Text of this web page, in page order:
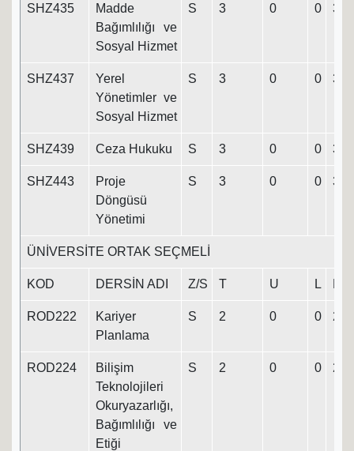
SHZ435
Madde
Bağımlılığı ve
Sosyal Hizmet
S 3 0 0 3
SHZ437
Yerel
Yönetimler ve
Sosyal Hizmet
S 3 0 0 3
SHZ439 Ceza Hukuku S 3 0 0 3
SHZ443
Proje
Döngüsü
Yönetimi
S 3 0 0 3
ÜNİVERSİTE ORTAK SEÇMELİ
KOD DERSİN ADI Z/S T U L
ROD222
Kariyer
Planlama
S 2 0 0 2
ROD224
Bilişim
Teknolojileri
Okuryazarlığı,
Bağımlılığı ve
Etiği
S 2 0 0 2